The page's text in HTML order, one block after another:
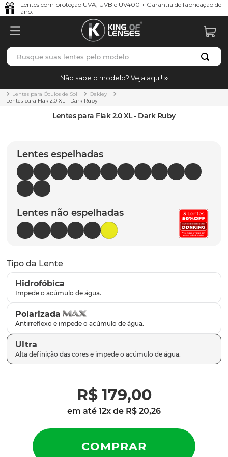
Lentes com proteção UVA, UVB e UV400 + Garantia de fabricação de 1
ano.
Busque suas lentes pelo modelo
Não sabe o modelo? Veja aqui!
Lentes para Óculos de Sol
Oakley
Lentes para Flak 2.0 XL - Dark Ruby
Lentes para Flak 2.0 XL - Dark Ruby
Lentes espelhadas
Lentes não espelhadas
Tipo da Lente
Hidrofóbica
Polarizada
Ultra
R$ 179,00
em até 12x de R$ 20,26
TERMOS MAIS BUSCADOS
1º borrachas
holbrook
5º chaves
6º t-shock
7º gasket
8º parafusos
9º latch